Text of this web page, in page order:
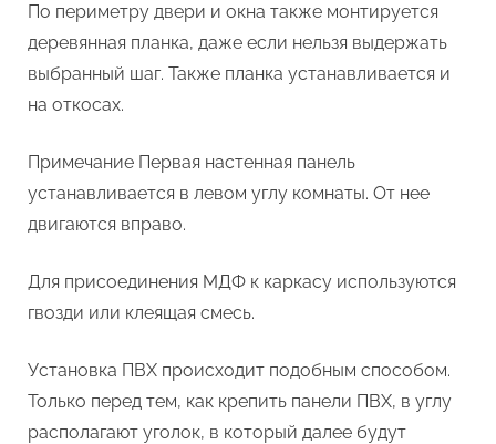
По периметру двери и окна также монтируется
деревянная планка, даже если нельзя выдержать
выбранный шаг. Также планка устанавливается и
на откосах.
Примечание Первая настенная панель
устанавливается в левом углу комнаты. От нее
двигаются вправо.
Для присоединения МДФ к каркасу используются
гвозди или клеящая смесь.
Установка ПВХ происходит подобным способом.
Только перед тем, как крепить панели ПВХ, в углу
располагают уголок, в который далее будут